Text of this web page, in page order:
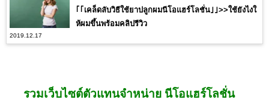
｢｢เคล็ดลับวิธีใช้ยาปลูกผมนีโอแฮร์โลชั่น｣｣>>ใช้ยังไงใ
ห้ผมขึ้นพร้อมคลิปรีวิว
2019.12.17
รวมเว็บไซต์ตัวแทนจำหน่าย นีโอแฮร์โลชั่น